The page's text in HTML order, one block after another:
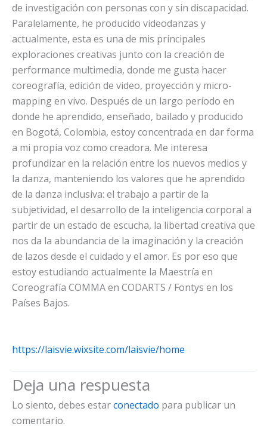
de investigación con personas con y sin discapacidad.
Paralelamente, he producido videodanzas y
actualmente, esta es una de mis principales
exploraciones creativas junto con la creación de
performance multimedia, donde me gusta hacer
coreografía, edición de video, proyección y micro-
mapping en vivo. Después de un largo período en
donde he aprendido, enseñado, bailado y producido
en Bogotá, Colombia, estoy concentrada en dar forma
a mi propia voz como creadora. Me interesa
profundizar en la relación entre los nuevos medios y
la danza, manteniendo los valores que he aprendido
de la danza inclusiva: el trabajo a partir de la
subjetividad, el desarrollo de la inteligencia corporal a
partir de un estado de escucha, la libertad creativa que
nos da la abundancia de la imaginación y la creación
de lazos desde el cuidado y el amor. Es por eso que
estoy estudiando actualmente la Maestría en
Coreografía COMMA en CODARTS / Fontys en los
Países Bajos.
https://laisvie.wixsite.com/laisvie/home
Deja una respuesta
Lo siento, debes estarconectado para publicar un
comentario.